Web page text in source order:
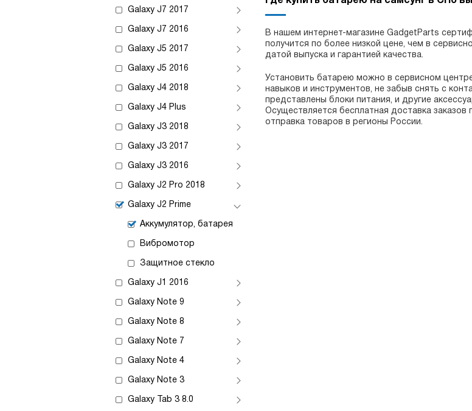
Galaxy J7 2017
Galaxy J7 2016
Galaxy J5 2017
Galaxy J5 2016
Galaxy J4 2018
Galaxy J4 Plus
Galaxy J3 2018
Galaxy J3 2017
Galaxy J3 2016
Galaxy J2 Pro 2018
Galaxy J2 Prime
Аккумулятор, батарея
Вибромотор
Защитное стекло
Galaxy J1 2016
Galaxy Note 9
Galaxy Note 8
Galaxy Note 7
Galaxy Note 4
Galaxy Note 3
Galaxy Tab 3 8.0
В нашем интернет-магазине GadgetParts
получится по более низкой цене, чем в
датой выпуска и гарантией качества.
Установить батарею можно в сервисном
навыков и инструментов, не забыв снять с
представлены блоки питания, и другие
Осуществляется бесплатная доставка
отправка товаров в регионы России.